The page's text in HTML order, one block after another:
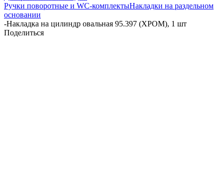
Ручки поворотные и WC-комплектыНакладки на раздельном
основании
-Накладка на цилиндр овальная 95.397 (ХРОМ), 1 шт
Поделиться